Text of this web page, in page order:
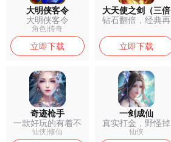
大明侠客令
大明侠客令
角色|传奇
立即下载
大天使之剑（三倍
版）
钻石翻倍，经典再
立即下载
奇迹枪手
一款好玩的有着不
错的游戏玩法...
仙侠|修仙
一剑成仙
真实打金，野怪掉
落充值卡，免...
仙侠